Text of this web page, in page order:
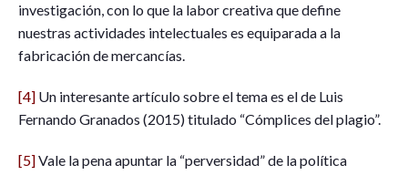
investigación, con lo que la labor creativa que define
nuestras actividades intelectuales es equiparada a la
fabricación de mercancías.
[4] Un interesante artículo sobre el tema es el de Luis
Fernando Granados (2015) titulado “Cómplices del plagio”.
[5]Vale la pena apuntar la “perversidad” de la política